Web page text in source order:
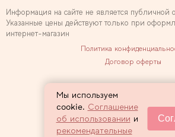
2007 — 2026
Информация на сайте не является публичной
Указанные цены действуют только при
интернет-магазин
Политика
Договор оферты
Мы используем
cookie. Соглашение
об использовании и
рекомендательные